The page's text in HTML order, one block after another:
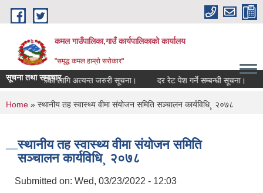
Skip to main content
कमल गाउँपालिका,गाउँ कार्यपालिकाको कार्यालय
"समृद्ध कमल हाम्रो सरोकार"
सूचना तथा समाचार
कृषकहरूका लागि अत्यन्त जरुरी सूचना। दर रेट पेश गर्ने सम्बन्धी सूचना।
You are here
Home » स्थानीय तह स्वास्थ्य वीमा संयोजन समिति सञ्चालन कार्यविधि¸ २०७८
स्थानीय तह स्वास्थ्य वीमा संयोजन समिति
सञ्चालन कार्यविधि¸ २०७८
Submitted on: Wed, 03/23/2022 - 12:03